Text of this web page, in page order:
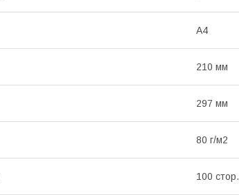
A4
210 мм
297 мм
80 г/м2
100 стор.